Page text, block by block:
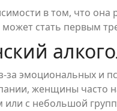
в том, что
стать первым
эмоциональных и
женщины часто
или с небольшой